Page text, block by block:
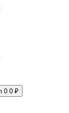
0 0 ₽